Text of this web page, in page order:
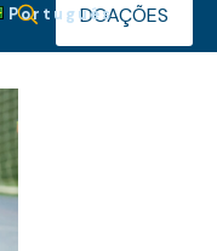
PortuguêsDOAÇÕES